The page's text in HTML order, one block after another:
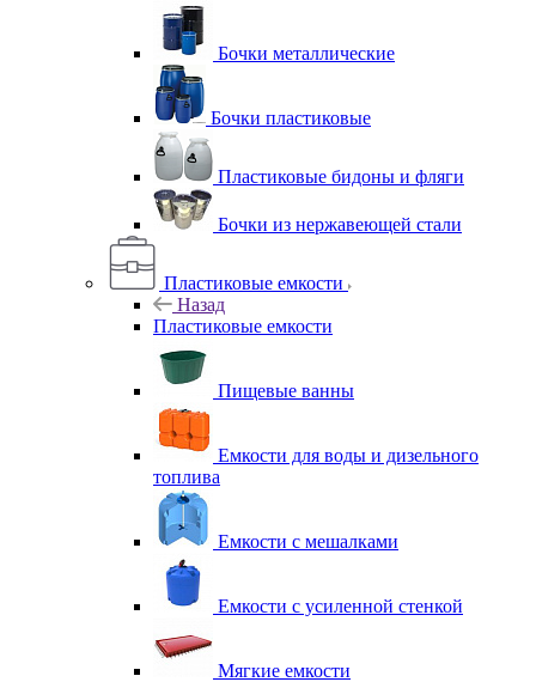
Бочки металлические
Бочки пластиковые
Пластиковые бидоны и фляги
Бочки из нержавеющей стали
Пластиковые емкости
Назад
Пластиковые емкости
Пищевые ванны
Емкости для воды и дизельного
топлива
Емкости с мешалками
Емкости с усиленной стенкой
Мягкие емкости